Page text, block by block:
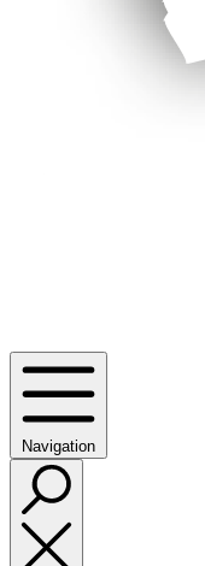
Navigation